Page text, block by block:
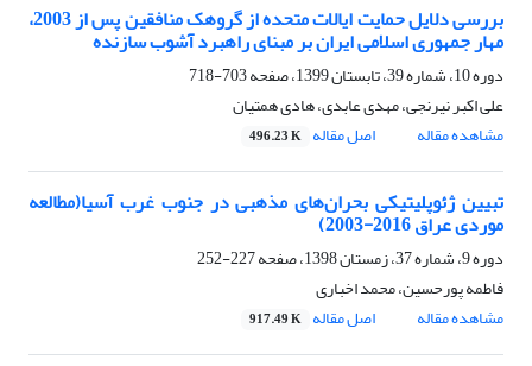
بررسی دلایل حمایت ایالات متحده از گروهک منافقین پس از 2003،
مهار جمهوری اسلامی ایران بر مبنای راهبرد آشوب سازنده
دوره 10، شماره 39، تابستان 1399، صفحه
703-718
علی اکبر نیرنجی، مهدی عابدی، هادی همتیان
مشاهده مقاله
اصل مقاله 496.23 K
تبیین ژئوپلیتیکی بحران‌های مذهبی در جنوب غرب آسیا(مطالعه
موردی عراق 2016-2003)
دوره 9، شماره 37، زمستان 1398، صفحه
227-252
فاطمه پورحسین، محمد اخباری
مشاهده مقاله
اصل مقاله 917.49 K